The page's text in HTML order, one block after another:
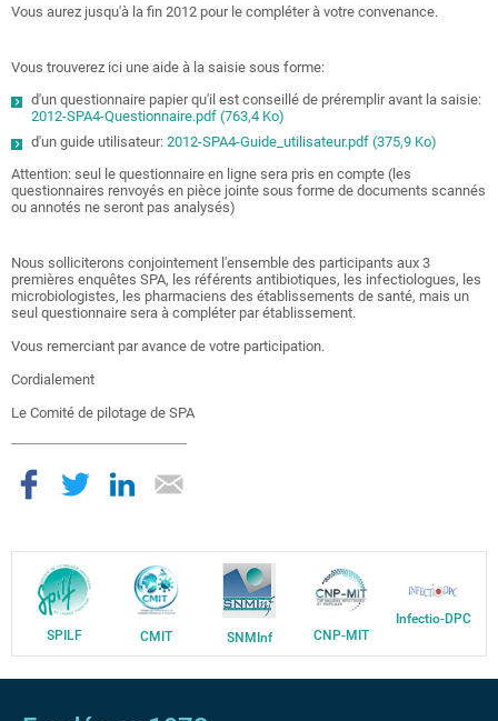
Vous aurez jusqu'à la fin 2012 pour le compléter à votre convenance.
Vous trouverez ici une aide à la saisie sous forme:
d'un questionnaire papier qu'il est conseillé de préremplir avant la saisie:
2012-SPA4-Questionnaire.pdf (763,4 Ko)
d'un guide utilisateur: 2012-SPA4-Guide_utilisateur.pdf (375,9 Ko)
Attention: seul le questionnaire en ligne sera pris en compte (les
questionnaires renvoyés en pièce jointe sous forme de documents scannés
ou annotés ne seront pas analysés)
Nous solliciterons conjointement l'ensemble des participants aux 3
premières enquêtes SPA, les référents antibiotiques, les infectiologues, les
microbiologistes, les pharmaciens des établissements de santé, mais un
seul questionnaire sera à compléter par établissement.
Vous remerciant par avance de votre participation.
Cordialement
Le Comité de pilotage de SPA
SPILF CMIT SNMInf CNP-MIT
Infectio-DPC